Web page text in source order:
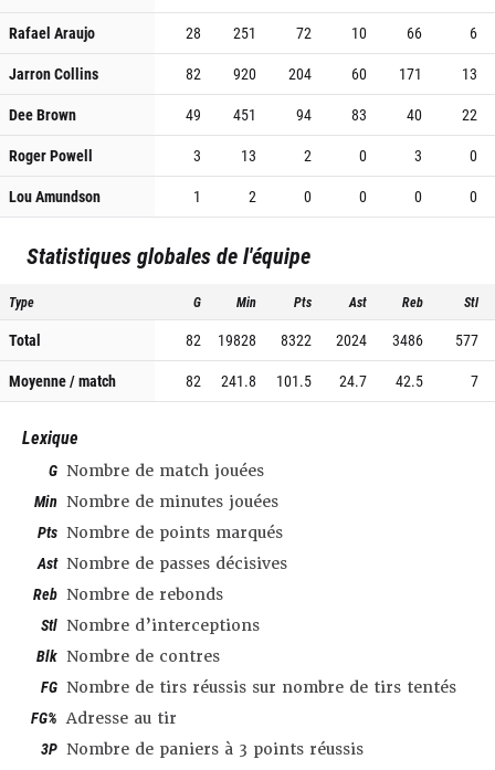
Rafael Araujo
28 251 72 10 66
6
Jarron Collins
82 920 204 60 171
13
Dee Brown
49 451 94 83 40
22
Roger Powell
3 13 2 0 3
0
Lou Amundson
1 2 0 0 0 0
Statistiques globales de l'équipe
Type G Min Pts Ast Reb Stl
Total 82 19828 8322 2024 3486
577
Moyenne / match
82 241.8 101.5 24.7 42.5 7
Lexique
G Nombre de match jouées
Min Nombre de minutes jouées
Pts Nombre de points marqués
Ast Nombre de passes décisives
Reb Nombre de rebonds
Stl Nombre d’interceptions
Blk Nombre de contres
FG Nombre de tirs réussis sur nombre de tirs tentés
FG% Adresse au tir
3P Nombre de paniers à 3 points réussis